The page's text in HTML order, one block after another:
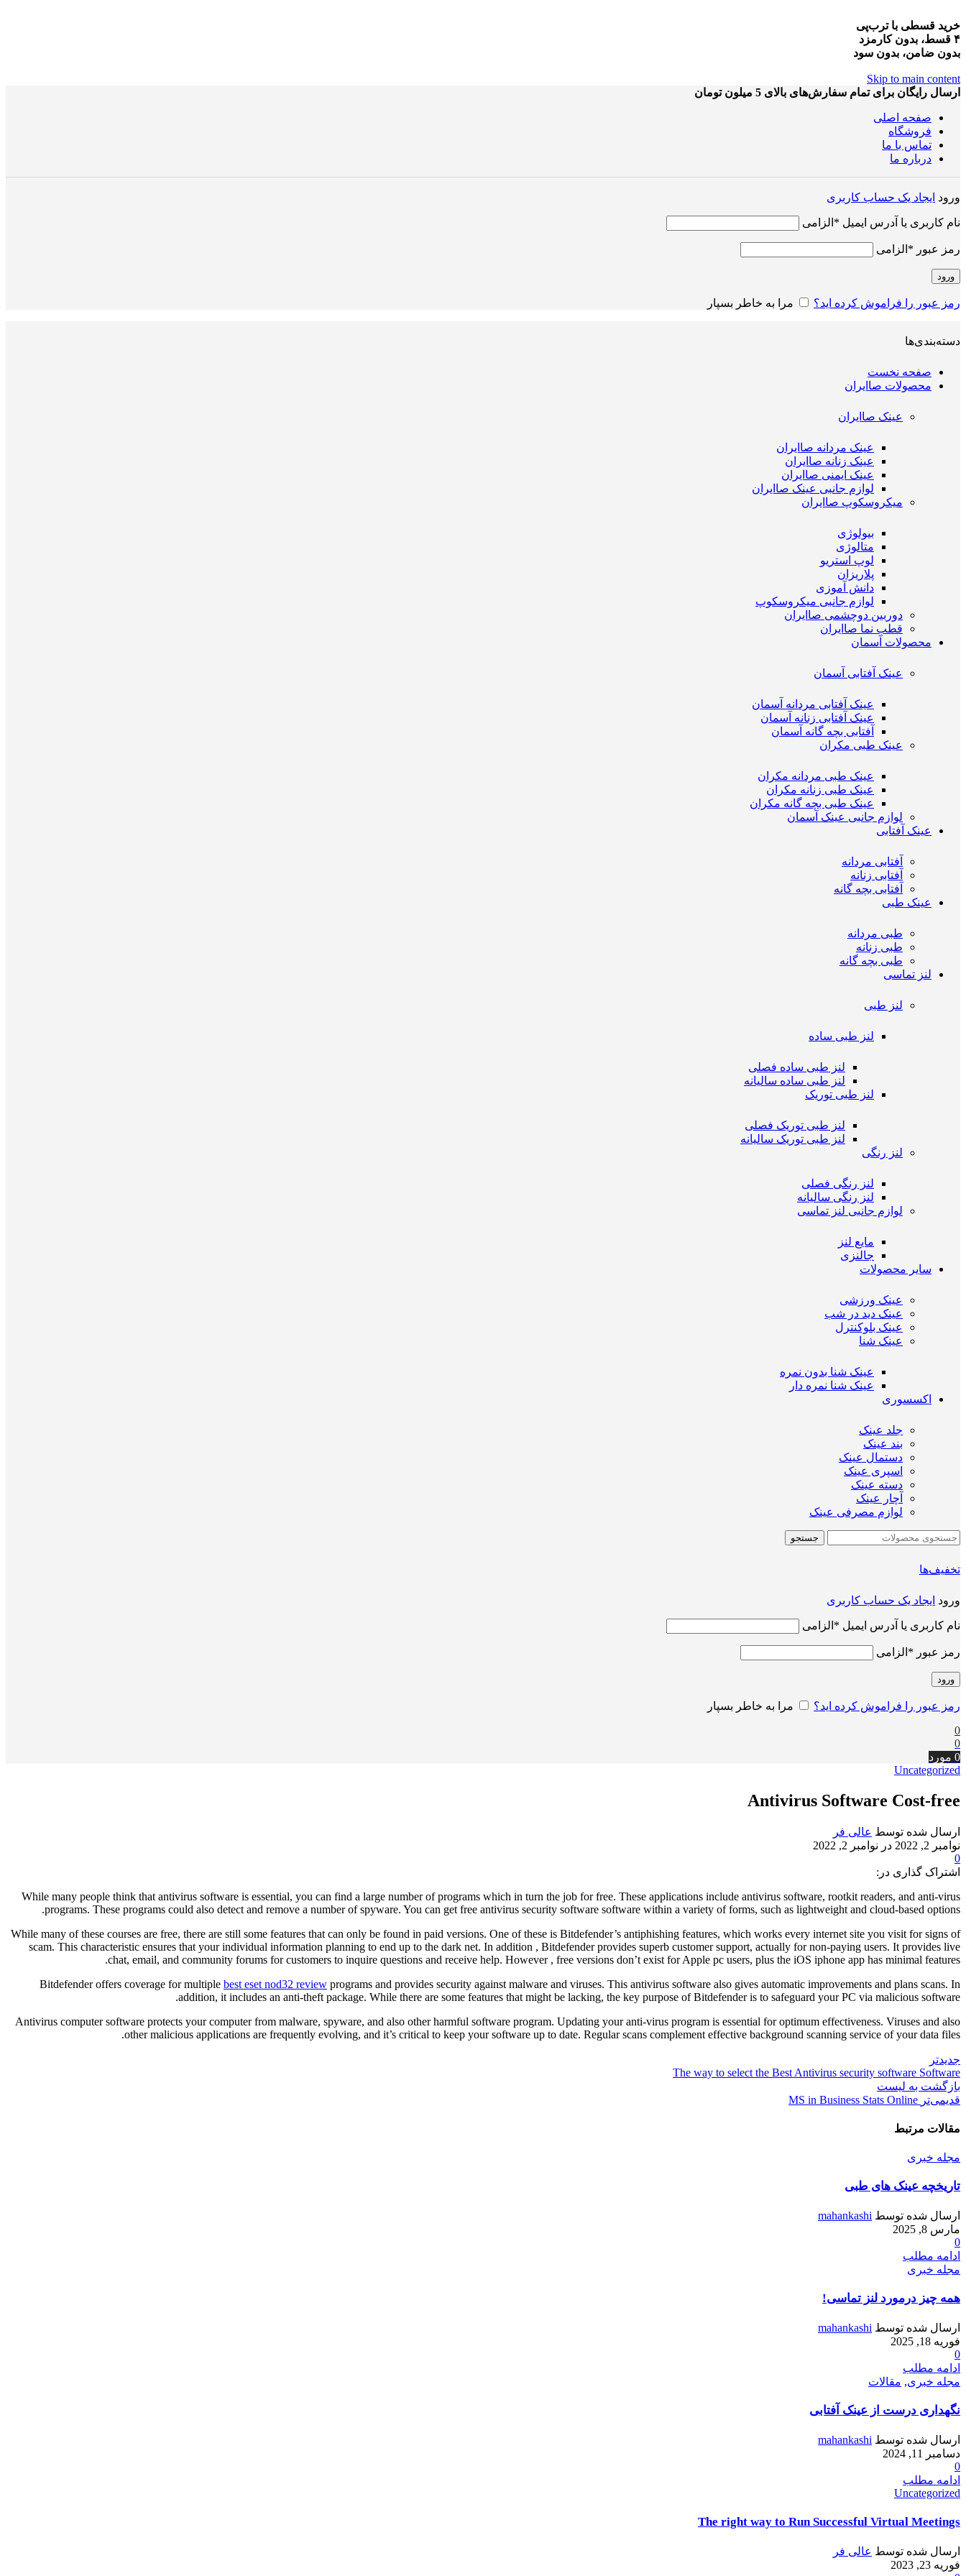
خرید قسطی با ترب‌پی
۴ قسط، بدون کارمزد
بدون ضامن، بدون سود
Skip to main content
ارسال رایگان برای تمام سفارش‌های بالای 5 میلون تومان
صفحه اصلی
فروشگاه
تماس با ما
درباره ما
ورود ایجاد یک حساب کاربری
نام کاربری یا آدرس ایمیل * الزامی
رمز عبور * الزامی
ورود
رمز عبور را فراموش کرده اید؟ مرا به خاطر بسپار
دسته‌بندی‌ها
صفحه نخست
محصولات صاایران
عینک صاایران
عینک مردانه صاایران
عینک زنانه صاایران
عینک ایمنی صاایران
لوازم جانبی عینک صاایران
میکروسکوپ صاایران
بیولوژی
متالوژی
لوپ استریو
پلاریزان
دانش آموزی
لوازم جانبی میکروسکوپ
دوربین دوچشمی صاایران
قطب نما صاایران
محصولات آسمان
عینک آفتابی آسمان
عینک آفتابی مردانه آسمان
عینک آفتابی زنانه آسمان
آفتابی بچه گانه آسمان
عینک طبی مکران
عینک طبی مردانه مکران
عینک طبی زنانه مکران
عینک طبی بچه گانه مکران
لوازم جانبی عینک آسمان
عینک آفتابی
آفتابی مردانه
آفتابی زنانه
آفتابی بچه گانه
عینک طبی
طبی مردانه
طبی زنانه
طبی بچه گانه
لنز تماسی
لنز طبی
لنز طبی ساده
لنز طبی ساده فصلی
لنز طبی ساده سالیانه
لنز طبی توریک
لنز طبی توریک فصلی
لنز طبی توریک سالیانه
لنز رنگی
لنز رنگی فصلی
لنز رنگی سالیانه
لوازم جانبی لنز تماسی
مایع لنز
جالنزی
سایر محصولات
عینک ورزشی
عینک دید در شب
عینک بلوکنترل
عینک شنا
عینک شنا بدون نمره
عینک شنا نمره دار
اکسسوری
جلد عینک
بند عینک
دستمال عینک
اسپری عینک
دسته عینک
آچار عینک
لوازم مصرفی عینک
جستجو
تخفیف‌ها
ورود ایجاد یک حساب کاربری
نام کاربری یا آدرس ایمیل * الزامی
رمز عبور * الزامی
ورود
رمز عبور را فراموش کرده اید؟
مرا به خاطر بسپار
0
0
0 مورد
Uncategorized
Antivirus Software Cost-free
ارسال شده توسط عالی فر
نوامبر 2, 2022
در نوامبر 2, 2022
0
اشتراک گذاری در:
While many people think that antivirus software is essential, you can find a large number of programs which in turn the job for free. These applications include antivirus software, rootkit readers, and anti-virus
programs. These programs could also detect and remove a number of spyware. You can get free antivirus security software software within a variety of forms, such as lightweight and cloud-based options.
While many of these courses are free, there are still some features that can only be found in paid versions. One of these is Bitdefender’s antiphishing features, which works every internet site you visit for signs of
scam. This characteristic ensures that your individual information planning to end up to the dark net. In addition , Bitdefender provides superb customer support, actually for non-paying users. It provides live
chat, email, and community forums for customers to inquire questions and receive help. However , free versions don’t exist for Apple pc users, plus the iOS iphone app has minimal features.
Bitdefender offers coverage for multiple best eset nod32 review programs and provides security against malware and viruses. This antivirus software also gives automatic improvements and plans scans. In
addition, it includes an anti-theft package. While there are some features that might be lacking, the key purpose of Bitdefender is to safeguard your PC via malicious software.
Antivirus computer software protects your computer from malware, spyware, and also other harmful software program. Updating your anti-virus program is essential for optimum effectiveness. Viruses and also
other malicious applications are frequently evolving, and it’s critical to keep your software up to date. Regular scans complement effective background scanning service of your data files.
جدیدتر
The way to select the Best Antivirus security software Software
بازگشت به لیست
قدیمی‌تر MS in Business Stats Online
مقالات مرتبط
مجله خبری
تاریخچه عینک های طبی
ارسال شده توسط mahankashi
مارس 8, 2025
0
ادامه مطلب
مجله خبری
همه چیز درمورد لنز تماسی!
ارسال شده توسط mahankashi
فوریه 18, 2025
0
ادامه مطلب
مجله خبری, مقالات
نگهداری درست از عینک آفتابی
ارسال شده توسط mahankashi
دسامبر 11, 2024
0
ادامه مطلب
Uncategorized
The right way to Run Successful Virtual Meetings
ارسال شده توسط عالی فر
فوریه 23, 2023